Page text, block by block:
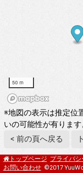
50 m
※地図の表示は推定位
いの可能性が有ります
< 前の頁へ戻る
トップページ プライバ
お問い合わせ ©2017